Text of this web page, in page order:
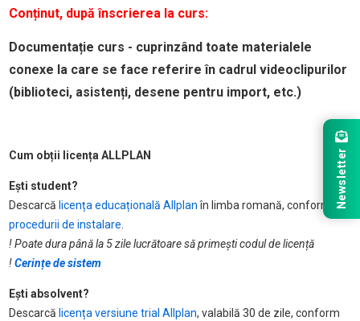
Conținut, după înscrierea la curs:
Documentație curs - cuprinzând toate materialele
conexe la care se face referire în cadrul videoclipurilor
(biblioteci, asistenți, desene pentru import, etc.)
Cum obții licența ALLPLAN
Ești student?
Descarcă licența educațională Allplanîn limba romană, conform
procedurii de instalare
! Poate dura până la 5 zile lucrătoare să primești codul de licență
!Cerințe de sistem
Ești absolvent?
Descarcă licența versiune trial Allplan, valabilă 30 de zile, conform
Newsletter